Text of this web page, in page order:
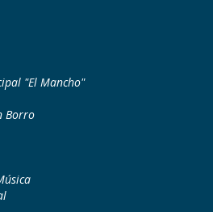
"El Mancho"
Borro